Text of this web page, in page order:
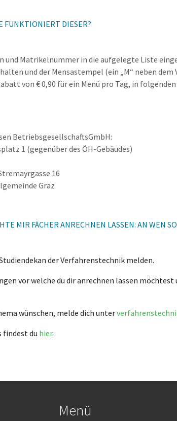
FUNKTIONIERT DIESER?
und Matrikelnummer in die aufgelegte Liste
und der Mensastempel (ein „M“ neben
von € 0,90 für ein Menü pro Tag, in
BetriebsgesellschaftsGmbH:
1 (gegenüber des ÖH-Gebäudes)
16
Graz
MIR FÄCHER ANRECHNEN LASSEN: AN WEN
der Verfahrenstechnik melden.
vor welche du dir anrechnen lassen möchtest
wünschen, melde dich unter
findest du hier.
Menü